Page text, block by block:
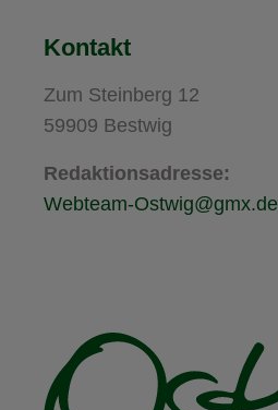
Kontakt
Zum Steinberg 12
59909 Bestwig
Redaktionsadresse:
Webteam-Ostwig@gmx.de